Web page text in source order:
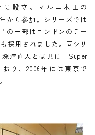
に設立。マルニ木工の
年から参加。シリーズでは
の一部はロンドンのテー
採用されました。同シリ
澤直人とは共に「Super
り、2006年には東京で